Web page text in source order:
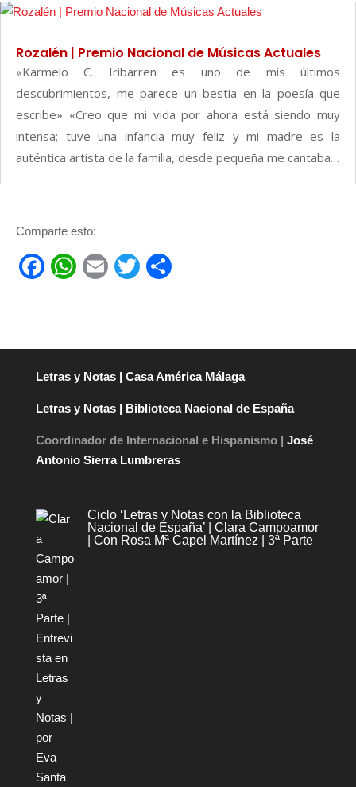
Rozalén | Premio Nacional de Músicas Actuales
«Karmelo C. Iribarren es uno de mis últimos
descubrimientos, me parece un bestia en la poesía que
escribe» «Creo que mi vida por ahora está siendo muy
intensa; tuve una infancia muy feliz y mi madre es la
auténtica artista de la familia, desde pequeña me cantaba…
Comparte esto:
F
e
b
o
k
W
s
A
p
E
T
er p
ar
Letras y Notas | Casa América Málaga
Letras y Notas | Biblioteca Nacional de España
Coordinador de Internacional e Hispanismo | José
Antonio Sierra Lumbreras
Ciclo ‘Letras y Notas con la Biblioteca
Nacional de España’ | Clara Campoamor
| Con Rosa Mª Capel Martínez | 3ª Parte